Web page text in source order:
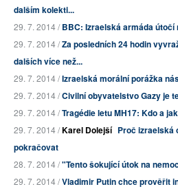
dalším kolekti...
29. 7. 2014 /BBC: Izraelská armáda útočí
29. 7. 2014 /Za posledních 24 hodin
dalších více než...
29. 7. 2014 /Izraelská morální porážka
29. 7. 2014 /Civilní obyvatelstvo Gazy je
29. 7. 2014 /Tragédie letu MH17: Kdo a
29. 7. 2014 /Karel Dolejší Proč izraelská
pokračovat
28. 7. 2014 /"Tento šokující útok na
29. 7. 2014 /Vladimir Putin chce prověřit